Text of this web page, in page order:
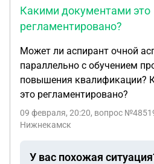
Какими документами это
регламентировано?
Может ли аспирант очной
параллельно с обучением
повышения квалификации?
это регламентировано?
09 февраля, 20:20, вопрос
Нижнекамск
У вас похожая